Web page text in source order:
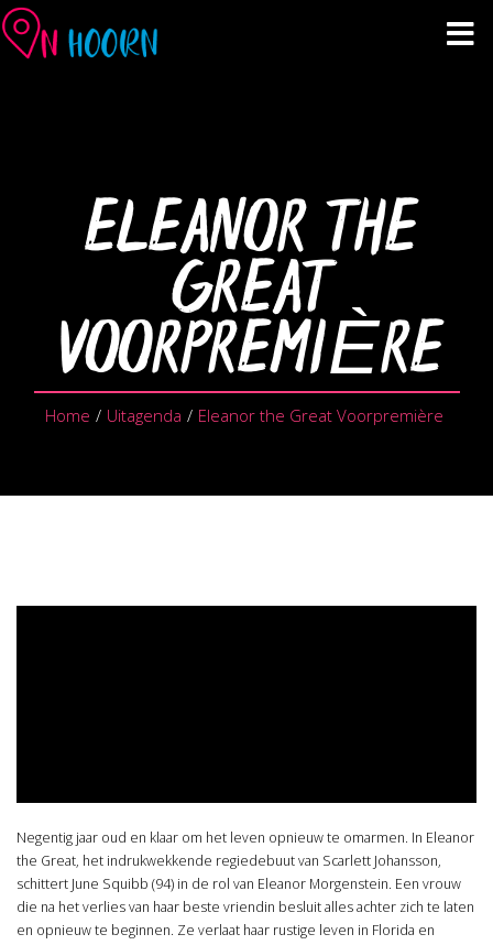
Winkelen & Horeca
Over Hoorn
Plan je bezoek
ELEANOR THE
GREAT
VOORPREMIÈRE
Home / Uitagenda / Eleanor the Great Voorpremière
Negentig jaar oud en klaar om het leven opnieuw te omarmen. In Eleanor
the Great, het indrukwekkende regiedebuut van Scarlett Johansson,
schittert June Squibb (94) in de rol van Eleanor Morgenstein. Een vrouw
die na het verlies van haar beste vriendin besluit alles achter zich te laten
en opnieuw te beginnen. Ze verlaat haar rustige leven in Florida en